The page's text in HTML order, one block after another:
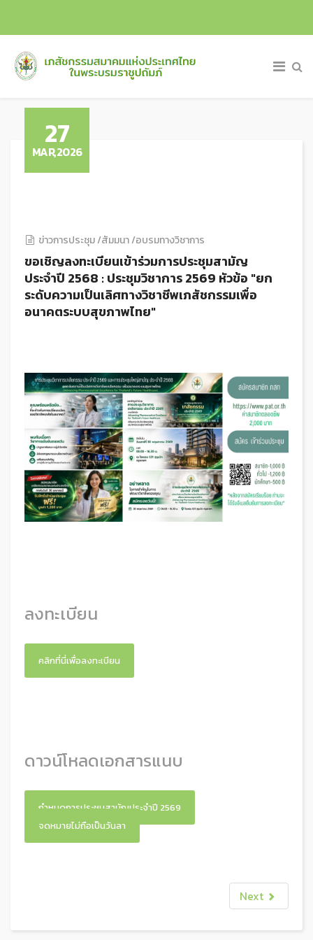
27
MAR,2026
ข่าวการประชุม /สัมมนา /อบรมทางวิชาการ
ขอเชิญลงทะเบียนเข้าร่วมการประชุมสามัญ
ประจำปี 2568 : ประชุมวิชาการ 2569 หัวข้อ "ยก
ระดับความเป็นเลิศทางวิชาชีพเภสัชกรรมเพื่อ
อนาคตระบบสุขภาพไทย"
ลงทะเบียน
คลิกที่นี่เพื่อลงทะเบียน
ดาวน์โหลดเอกสารแนบ
กำหนดการประชุมสามัญประจำปี 2569
จดหมายไม่ถือเป็นวันลา
Next